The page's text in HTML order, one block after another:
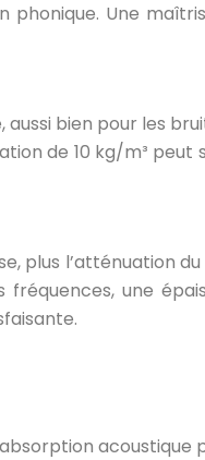
phonique. Une
bien pour les
de 10 kg/m³
plus l’atténuation
fréquences, une
acoustique